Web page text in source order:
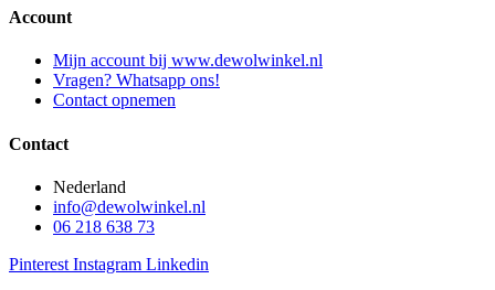
Account
Mijn account bij www.dewolwinkel.nl
Vragen? Whatsapp ons!
Contact opnemen
Contact
Nederland
info@dewolwinkel.nl
06 218 638 73
Pinterest Instagram Linkedin